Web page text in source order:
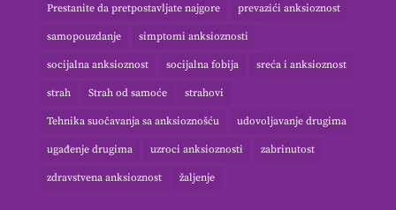
Prestanite da pretpostavljate najgore prevazići anksioznost
samopouzdanje simptomi anksioznosti
socijalna anksioznost socijalna fobija sreća i anksioznost
strah Strah od samoće strahovi
Tehnika suočavanja sa anksioznošću udovoljavanje drugima
ugađenje drugima uzroci anksioznosti zabrinutost
zdravstvena anksioznost žaljenje